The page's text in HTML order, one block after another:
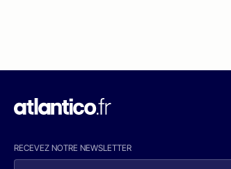
RECEVEZ NOTRE NEWSLETTER